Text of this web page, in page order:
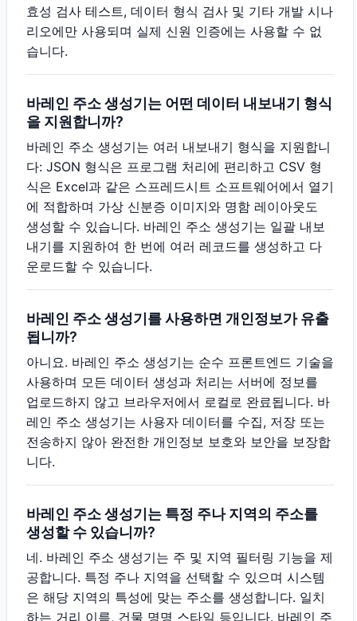
효성 검사 테스트, 데이터 형식 검사 및 기타 개발 시나
리오에만 사용되며 실제 신원 인증에는 사용할 수 없
습니다.
바레인 주소 생성기는 어떤 데이터 내보내기 형식
을 지원합니까?
바레인 주소 생성기는 여러 내보내기 형식을 지원합니
다: JSON 형식은 프로그램 처리에 편리하고 CSV 형
식은 Excel과 같은 스프레드시트 소프트웨어에서 열기
에 적합하며 가상 신분증 이미지와 명함 레이아웃도
생성할 수 있습니다. 바레인 주소 생성기는 일괄 내보
내기를 지원하여 한 번에 여러 레코드를 생성하고 다
운로드할 수 있습니다.
바레인 주소 생성기를 사용하면 개인정보가 유출
됩니까?
아니요. 바레인 주소 생성기는 순수 프론트엔드 기술을
사용하며 모든 데이터 생성과 처리는 서버에 정보를
업로드하지 않고 브라우저에서 로컬로 완료됩니다. 바
레인 주소 생성기는 사용자 데이터를 수집, 저장 또는
전송하지 않아 완전한 개인정보 보호와 보안을 보장합
니다.
바레인 주소 생성기는 특정 주나 지역의 주소를
생성할 수 있습니까?
네. 바레인 주소 생성기는 주 및 지역 필터링 기능을 제
공합니다. 특정 주나 지역을 선택할 수 있으며 시스템
은 해당 지역의 특성에 맞는 주소를 생성합니다. 일치
하는 거리 이름, 건물 명명 스타일 등입니다. 바레인 주